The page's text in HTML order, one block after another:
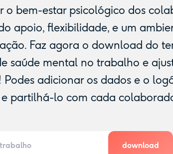
o bem-estar psicológico dos
apoio, flexibilidade, e um
Faz agora o download do
saúde mental no trabalho e
Podes adicionar os dados e o
partilhá-lo com cada
download